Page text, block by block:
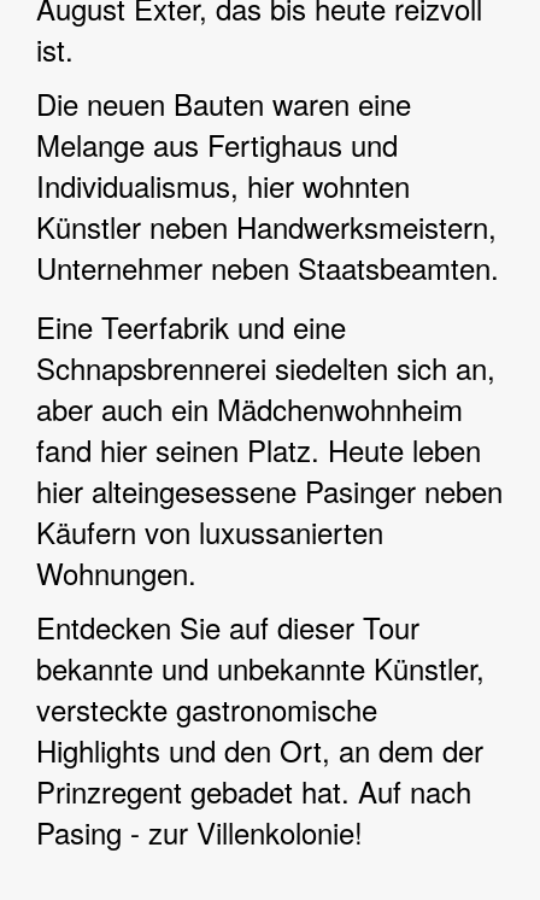
ist.
Die neuen Bauten waren eine
Melange aus Fertighaus und
Individualismus, hier wohnten
Künstler neben Handwerksmeistern,
Unternehmer neben Staatsbeamten.
Eine Teerfabrik und eine
Schnapsbrennerei siedelten sich an,
aber auch ein Mädchenwohnheim
fand hier seinen Platz. Heute leben
hier alteingesessene Pasinger neben
Käufern von luxussanierten
Wohnungen.
Entdecken Sie auf dieser Tour
bekannte und unbekannte Künstler,
versteckte gastronomische
Highlights und den Ort, an dem der
Prinzregent gebadet hat. Auf nach
Pasing - zur Villenkolonie!